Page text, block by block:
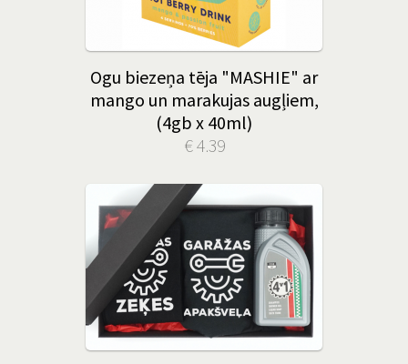
Ogu biezeņa tēja "MASHIE" ar
mango un marakujas augļiem,
(4gb x 40ml)
€ 4.39